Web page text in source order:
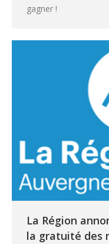
gagner !
La Région
la gratuité des